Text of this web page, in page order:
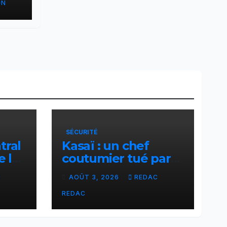
SÉCURITÉ
Kasaï : un chef
coutumier tué par
balle par un policier
à Kamuesha, la
tension monte
AOÛT 3, 2026 REDAC
REDAC